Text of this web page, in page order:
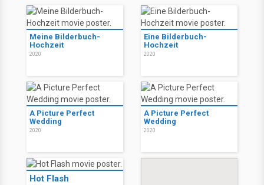
Meine Bilderbuch-
Hochzeit
2020
Eine Bilderbuch-
Hochzeit
2020
A Picture Perfect
Wedding
2020
A Picture Perfect
Wedding
2020
Hot Flash